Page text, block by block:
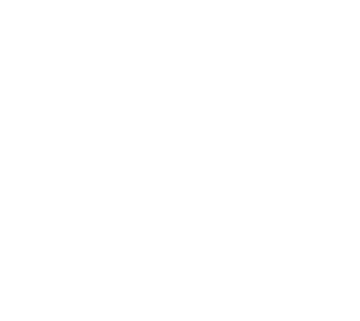
的期待“富有责任感的人们”加入到环保事业中来，把美好的环境留给下